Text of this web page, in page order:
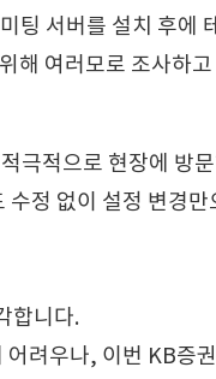
팅 서버를 설치 후에
해 여러모로 조사하
극적으로 현장에 방
정 없이 설정 변경만
합니다.
려우나, 이번 KB증